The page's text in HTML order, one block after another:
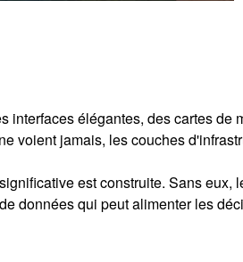
élégantes, des cartes de
voient jamais, les couches
est construite. Sans eux,
données qui peut alimenter les